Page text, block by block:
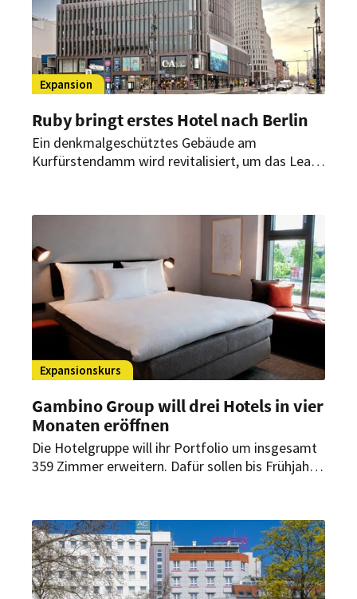
Expansion
Ruby bringt erstes Hotel nach Berlin
Ein denkmalgeschütztes Gebäude am
Kurfürstendamm wird revitalisiert, um das Lean-
Berlin ist für 2028 geplant.
Expansionskurs
Gambino Group will drei Hotels in vier
Monaten eröffnen
Die Hotelgruppe will ihr Portfolio um insgesamt
359 Zimmer erweitern. Dafür sollen bis Frühjahr
Unternehmens kommen dabei zum Einsatz.